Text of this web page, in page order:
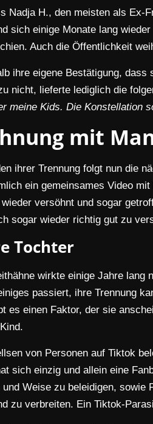
Nadja H., den meisten als Ex-
sich einige Monate lang
Auch die Öffentlichkeit
ihre eigene Bestätigung,
nicht, lieferte lediglich die
meine Kids. Die Konstellation
mit
ihrer Trennung folgt nun die
ein gemeinsames Video
versöhnt und sogar
sogar wieder richtig gut zu
Tochter
wirkte einige Jahre lang
passiert, ihre Trennung
es einen Faktor, der sie
von Personen auf Tiktok
sich einzig und allein eine
Weise zu beleidigen, sowie
zu verbreiten. Ein Tiktok-